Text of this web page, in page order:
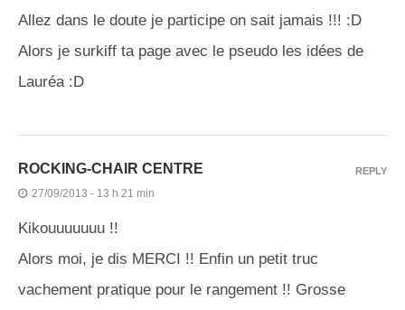
Allez dans le doute je participe on sait jamais !!! :D
Alors je surkiff ta page avec le pseudo les idées de
Lauréa :D
ROCKING-CHAIR CENTRE
27/09/2013 - 13 h 21 min
Kikouuuuuuu !!
Alors moi, je dis MERCI !! Enfin un petit truc
vachement pratique pour le rangement !! Grosse
REPLY